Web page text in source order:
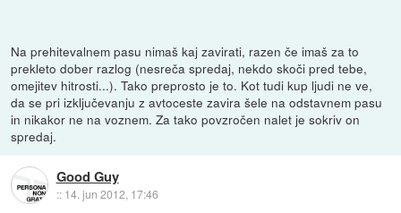
Na prehitevalnem pasu nimaš kaj zavirati, razen če imaš za to
prekleto dober razlog (nesreča spredaj, nekdo skoči pred tebe,
omejitev hitrosti...). Tako preprosto je to. Kot tudi kup ljudi ne ve,
da se pri izključevanju z avtoceste zavira šele na odstavnem pasu
in nikakor ne na voznem. Za tako povzročen nalet je sokriv on
spredaj.
Good Guy
:: 14. jun 2012, 17:46